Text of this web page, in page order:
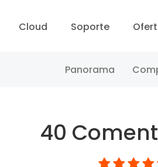
Cloud Soporte
Centro de Soporte
Blog
Ventas
Panorama
40